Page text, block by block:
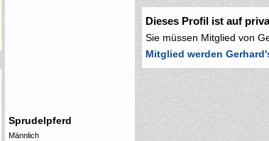
Sprudelpferd
Männlich
Dieses Profil ist auf
Sie müssen Mitglied von
Mitglied werden